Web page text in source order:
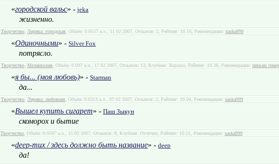
«городской вальс» - jeka
жизненно.
Творчество Лирика: городская , Объём: 0.0157 а.л., 11 02 2007, Отзывов: 2, Рейтинг: 10.16, Рекомендации: xaska999
«Одиночными» - Silver Fox
потрясло.
Творчество Меланхолия , Объём: 0.097 а.л., 17 02 2007, Отзывов: 13, Клубная: Хорошо, Рейтинг: 10.38, Рекомендации: письмо
«я бы... (моя любовь)» - Starman
да...
Творчество Лирика: любовная , Объём: 0.0313 а.л., 07 02 2007, Отзывов: 2, Рейтинг: 10.04, Рекомендации: xaska999
«Вышел купить сигарет» - Паш Зыкун
скоморох и бытие
Творчество , Объём: 0.0597 а.л., 15 02 2007, Отзывов: 8, Клубная: Отлично, Рейтинг: 10.21, Рекомендации: xaska999
«deep-тих / здесь должно быть название» - deep
да!